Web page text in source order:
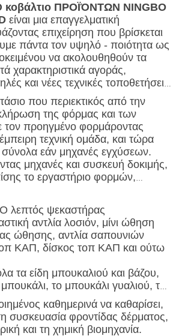
ΠΡΟΪΌΝΤΩΝ NINGBO
είναι μια επαγγελματική
επιχείρηση που βρίσκεται
πάντα τον υψηλό - ποιότητα ως
να ακολουθηθούν τα
χαρακτηριστικά αγοράς,
και νέες τεχνικές τοποθετήσεις
μας σε
μια
επιχείρηση
προτύπων. Αντιμετωπίζοντας
αν και είναι πλήρης
απογοητεύσεις, θα αφιερωθούμε
περαιτέρω ικανοποίηση των
ευχαριστίες για την προσοχή
που περιεκτικός από την
της φόρμας και των
τον προηγμένο φορμάροντας
τεχνική ομάδα, και τώρα
εάν μηχανές εγχύσεων.
μηχανές και συσκευή δοκιμής,
το εργαστήριο φορμών,
παρέχουμε τα καλύτερες ποιοτικά
σε όλο τον κόσμο.
Ο λεπτός ψεκαστήρας
αντλία λοσιόν, μίνι ώθηση
ώθησης, αντλία σαπουνιών
ΚΑΠ, δίσκος τοπ ΚΑΠ και ούτω
τα είδη μπουκαλιού και βάζου,
το μπουκάλι γυαλιού, το
χωρίς αέρα μπουκάλια, το βάζο
κ.λπ.
καθημερινά να καθαρίσει,
συσκευασία φροντίδας δέρματος,
και τη χημική βιομηχανία.